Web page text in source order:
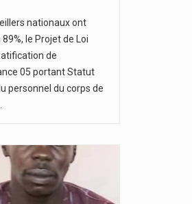
nationaux ont
le Projet de Loi
de
05 portant Statut
personnel du corps de